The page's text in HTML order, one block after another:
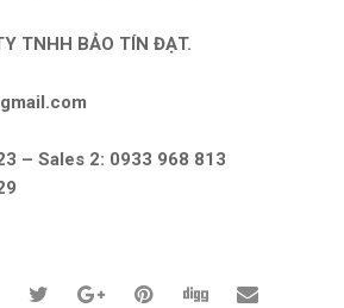
TNHH BẢO TÍN ĐẠT.
– Sales 2: 0933 968 813